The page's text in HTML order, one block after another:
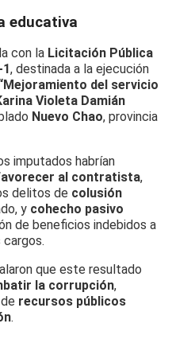
educativa
con la Licitación Pública
, destinada a la ejecución
del servicio
Violeta Damián
Nuevo Chao, provincia
imputados habrían
al contratista,
delitos de colusión
y cohecho pasivo
de beneficios indebidos a
que este resultado
la corrupción,
recursos públicos
.